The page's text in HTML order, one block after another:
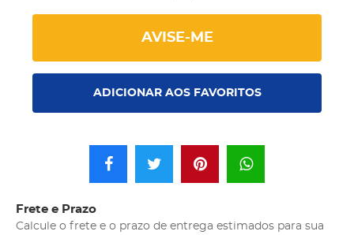
AVISE-ME
ADICIONAR AOS FAVORITOS
Frete e Prazo
Calcule o frete e o prazo de entrega estimados para sua